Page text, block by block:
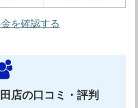
で、品質を落とすことなく
います。修理技術や品質に
」を取得しているため安心
を確認する
店の口コミ・評判